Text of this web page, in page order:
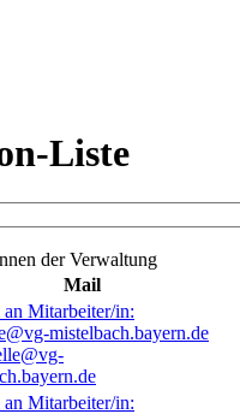
Liste
der Verwaltung
Mail